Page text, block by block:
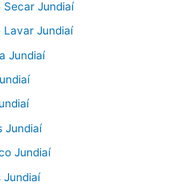
Secar Jundiaí
Lavar Jundiaí
Jundiaí
Jundiaí
Jundiaí
Jundiaí